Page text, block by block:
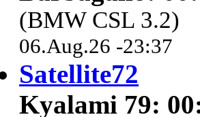
(BMW CSL 3.2)
06.Aug.26 -23:37
Satellite72
Kyalami 79: